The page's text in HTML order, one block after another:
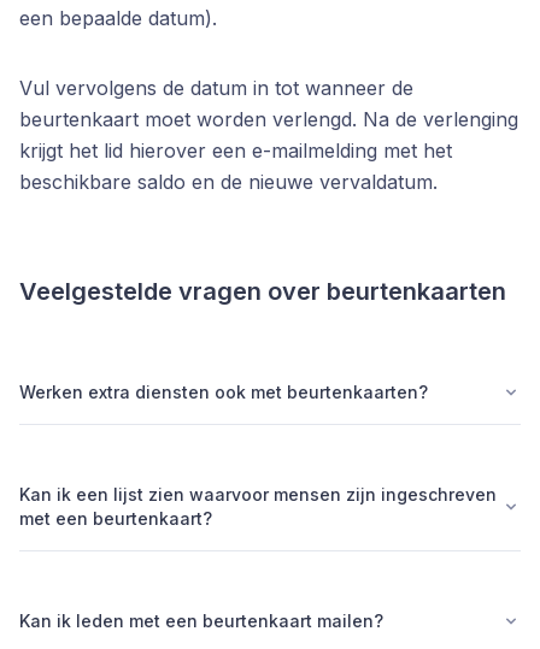
een bepaalde datum).
Vul vervolgens de datum in tot wanneer de
beurtenkaart moet worden verlengd. Na de verlenging
krijgt het lid hierover een e-mailmelding met het
beschikbare saldo en de nieuwe vervaldatum.
Veelgestelde vragen over beurtenkaarten
Werken extra diensten ook met beurtenkaarten?
Kan ik een lijst zien waarvoor mensen zijn ingeschreven
met een beurtenkaart?
Kan ik leden met een beurtenkaart mailen?